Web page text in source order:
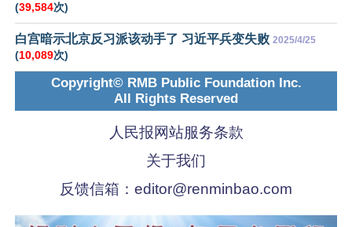
(39,584次)
白宫暗示北京反习派该动手了 习近平兵变失败 2025/4/25
(10,089次)
Copyright© RMB Public Foundation Inc.
All Rights Reserved
人民报网站服务条款
关于我们
反馈信箱： editor@renminbao.com